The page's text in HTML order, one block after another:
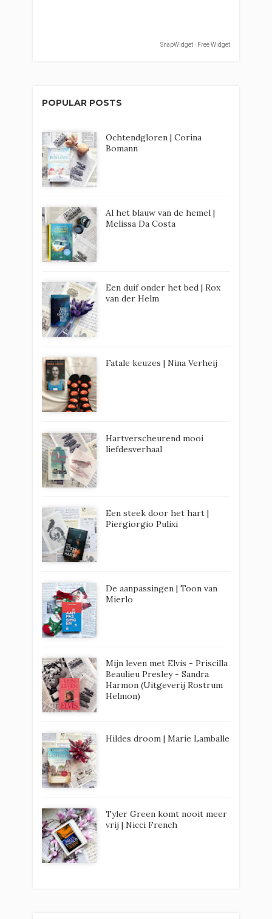
SnapWidget · Free Widget
POPULAR POSTS
Ochtendgloren | Corina
Bomann
Al het blauw van de hemel |
Melissa Da Costa
Een duif onder het bed | Rox
van der Helm
Fatale keuzes | Nina Verheij
Hartverscheurend mooi
liefdesverhaal
Een steek door het hart |
Piergiorgio Pulixi
De aanpassingen | Toon van
Mierlo
Mijn leven met Elvis - Priscilla
Beaulieu Presley - Sandra
Harmon (Uitgeverij Rostrum
Helmon)
Hildes droom | Marie Lamballe
Tyler Green komt nooit meer
vrij | Nicci French